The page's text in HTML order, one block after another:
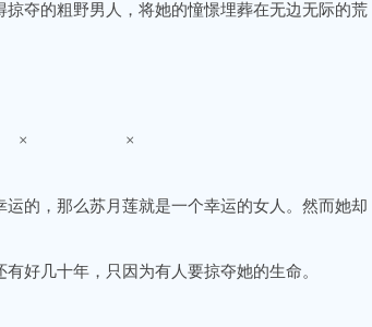
夺的粗野男人，将她的憧憬埋葬在无边无际的荒
×
，那么苏月莲就是一个幸运的女人。然而她却
几十年，只因为有人要掠夺她的生命。